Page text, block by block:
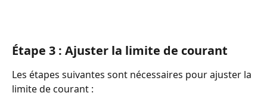
Étape 3 : Ajuster la limite de courant
Les étapes suivantes sont nécessaires pour ajuster la
limite de courant :